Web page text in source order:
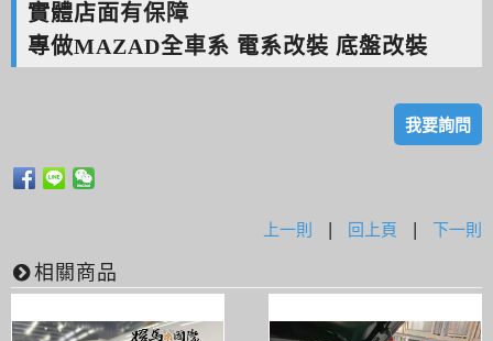
實體店面有保障
專做MAZAD全車系 電系改裝 底盤改裝
我要詢問
上一則 | 回上頁 | 下一則
相關商品